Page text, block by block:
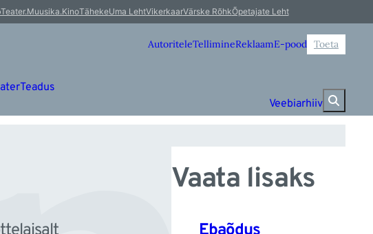
Teater.Muusika.KinoTähekeUma LehtVikerkaarVärske RõhkÕpetajate Leht
AutoriteleTellimineReklaamE-pood Toeta
Teadus
Veebiarhiiv
Vaata lisaks